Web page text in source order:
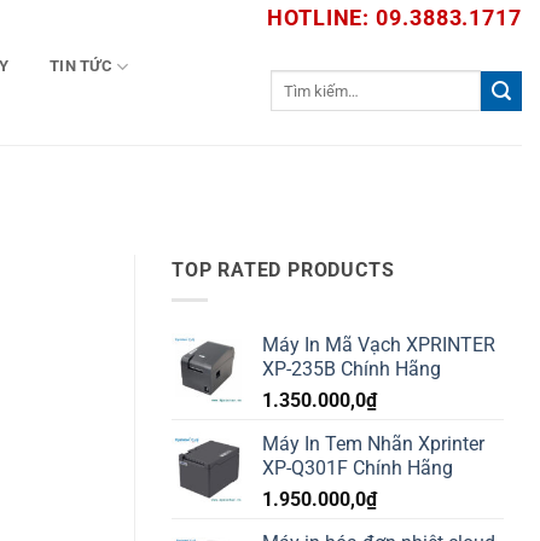
HOTLINE: 09.3883.1717
TIN TỨC
TOP RATED PRODUCTS
Máy In Mã Vạch XPRINTER
XP-235B Chính Hãng
1.350.000,0₫
Máy In Tem Nhãn Xprinter
XP-Q301F Chính Hãng
1.950.000,0₫